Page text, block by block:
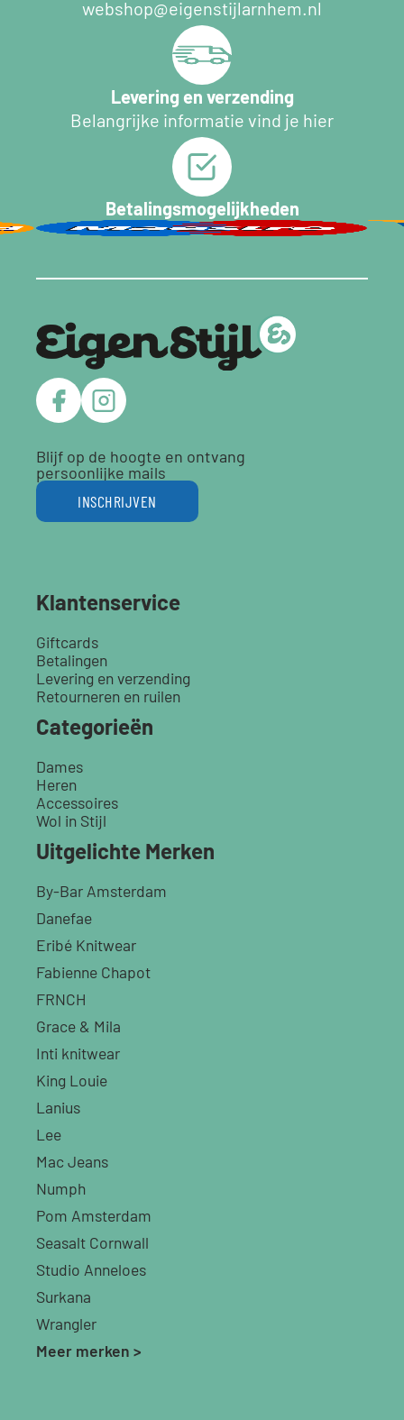
webshop@eigenstijlarnhem.nl
Levering en verzending
Belangrijke informatie vind je hier
Betalingsmogelijkheden
Blijf op de hoogte en ontvang
persoonlijke mails
INSCHRIJVEN
Klantenservice
Giftcards
Betalingen
Levering en verzending
Retourneren en ruilen
Categorieën
Dames
Heren
Accessoires
Wol in Stijl
Uitgelichte Merken
By-Bar Amsterdam
Danefae
Eribé Knitwear
Fabienne Chapot
FRNCH
Grace & Mila
Inti knitwear
King Louie
Lanius
Lee
Mac Jeans
Numph
Pom Amsterdam
Seasalt Cornwall
Studio Anneloes
Surkana
Wrangler
Meer merken >